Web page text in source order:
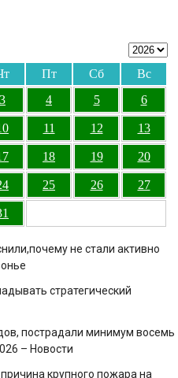
Пт Сб
Вс
3 4 5 6
11 12 13
18 19 20
25 26 27
не стали активно
стратегический
пострадали минимум восемь
– Новости
крупного пожара на